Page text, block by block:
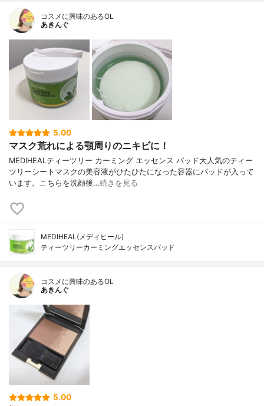
コスメに興味のあるOL
あきんぐ
5.00
マスク荒れによる顎周りのニキビに！
MEDIHEALティーツリー カーミング エッセンス パッド大人気のティー
ツリーシートマスクの美容液がひたひたになった容器にパッドが入って
います。こちらを洗顔後…続きを見る
MEDIHEAL(メディヒール)
ティーツリーカーミングエッセンスパッド
コスメに興味のあるOL
あきんぐ
5.00